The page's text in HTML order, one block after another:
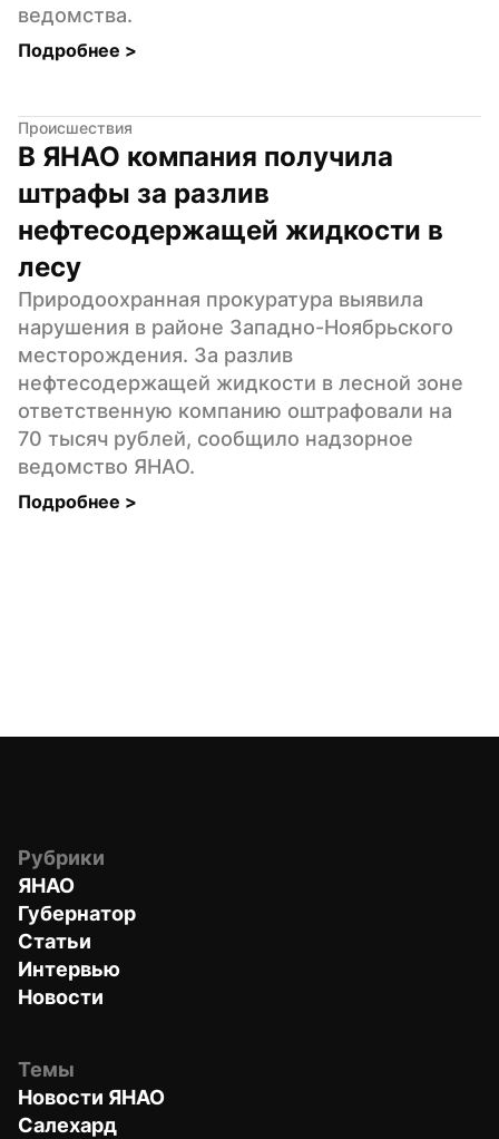
ведомства.
Подробнее >
Происшествия
В ЯНАО компания получила
штрафы за разлив
нефтесодержащей жидкости в
лесу
Природоохранная прокуратура выявила
нарушения в районе Западно-Ноябрьского
месторождения. За разлив
нефтесодержащей жидкости в лесной зоне
ответственную компанию оштрафовали на
70 тысяч рублей, сообщило надзорное
ведомство ЯНАО.
Подробнее >
Рубрики
ЯНАО
Губернатор
Статьи
Интервью
Новости
Темы
Новости ЯНАО
Салехард